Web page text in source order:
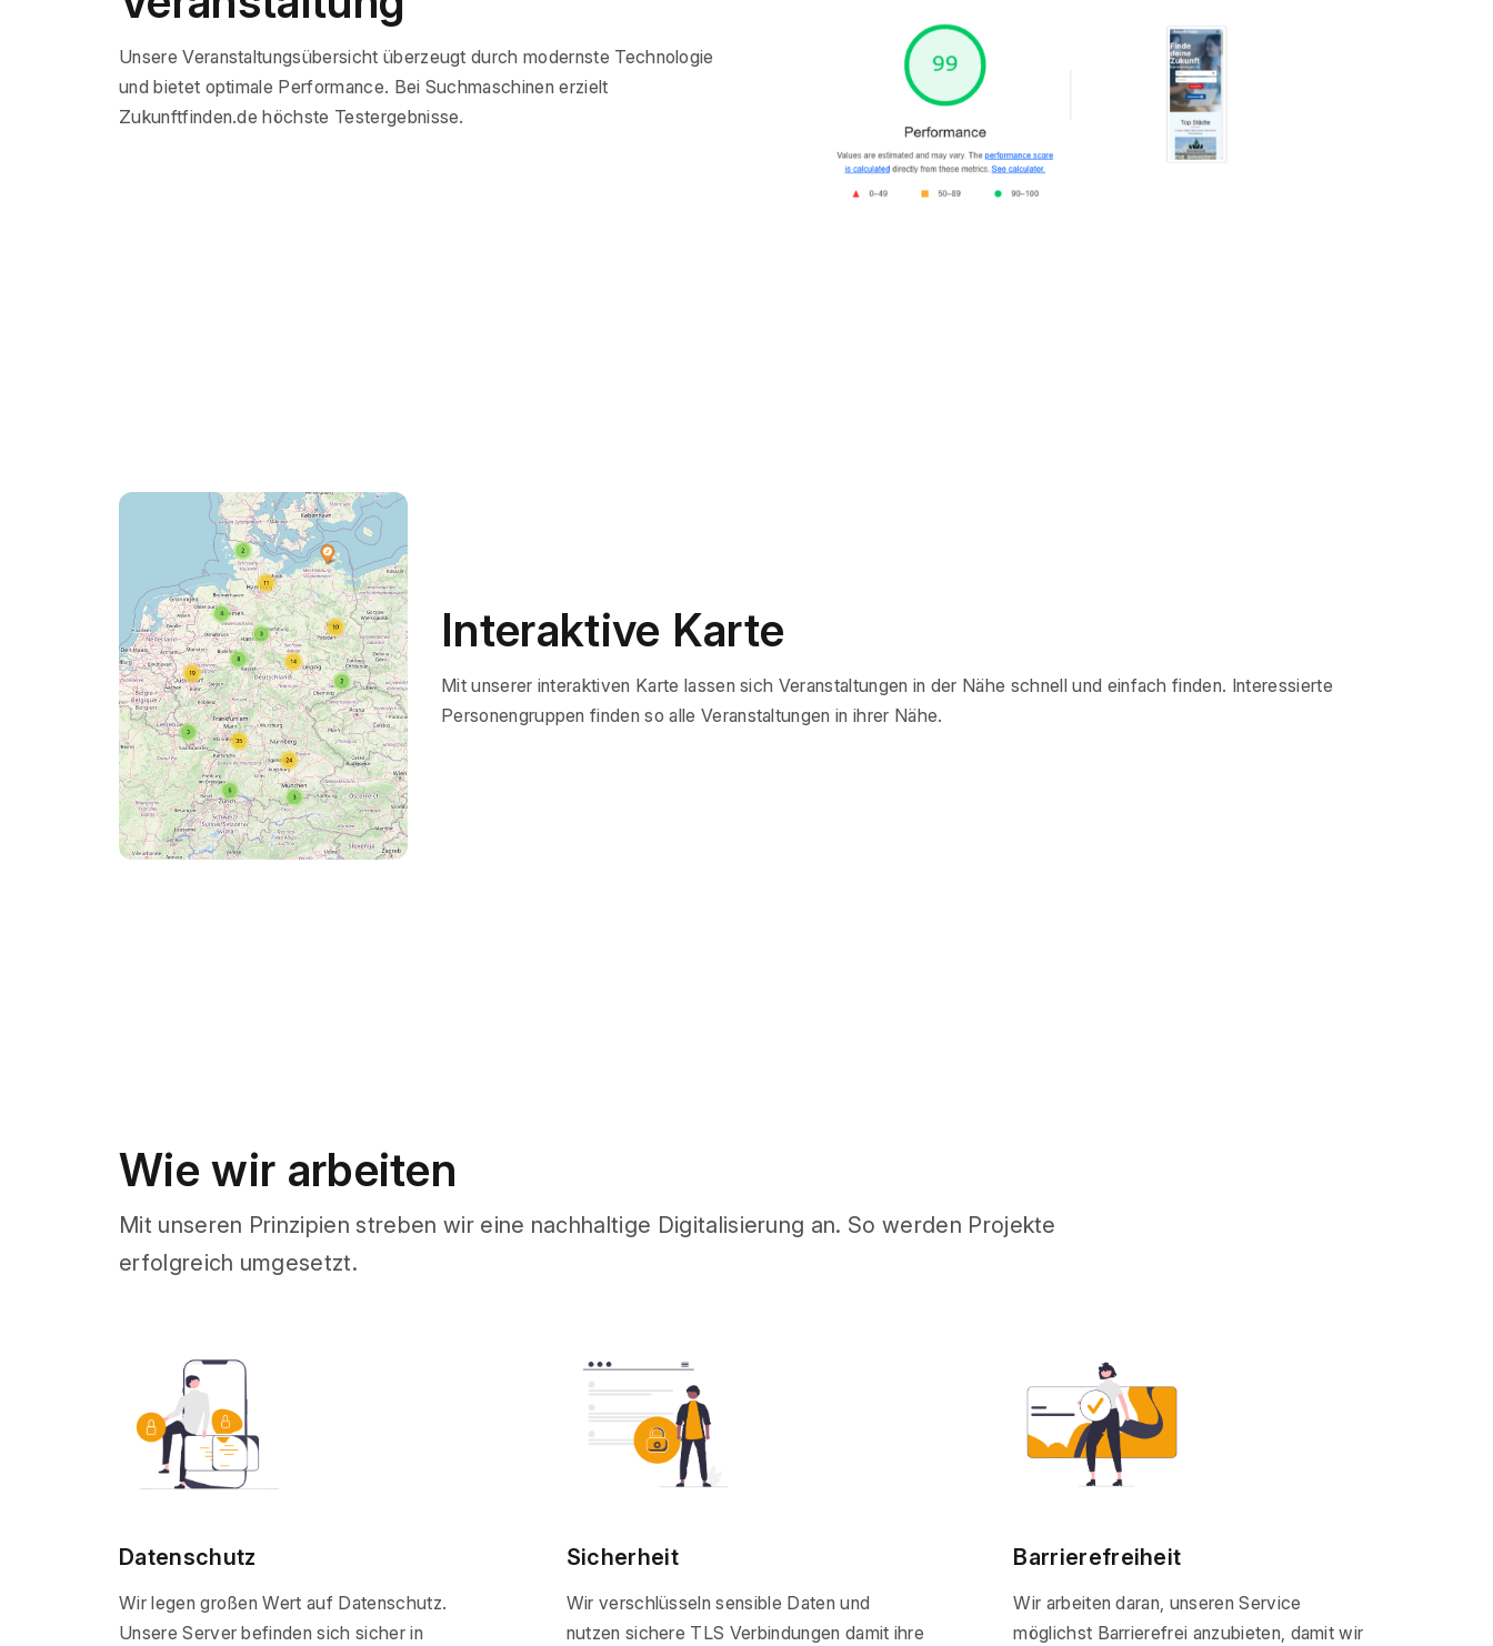
Unsere Veranstaltungsübersicht überzeugt durch modernste Technologie
und bietet optimale Performance. Bei Suchmaschinen erzielt
Zukunftfinden.de höchste Testergebnisse.
Interaktive Karte
Mit unserer interaktiven Karte lassen sich Veranstaltungen in der Nähe schnell und einfach finden. Interessierte
Personengruppen finden so alle Veranstaltungen in ihrer Nähe.
Wie wir arbeiten
Mit unseren Prinzipien streben wir eine nachhaltige Digitalisierung an. So werden Projekte
erfolgreich umgesetzt.
Datenschutz
Wir legen großen Wert auf Datenschutz.
Unsere Server befinden sich sicher in
Sicherheit
Wir verschlüsseln sensible Daten und
nutzen sichere TLS Verbindungen damit ihre
Barrierefreiheit
Wir arbeiten daran, unseren Service
möglichst Barrierefrei anzubieten, damit wir